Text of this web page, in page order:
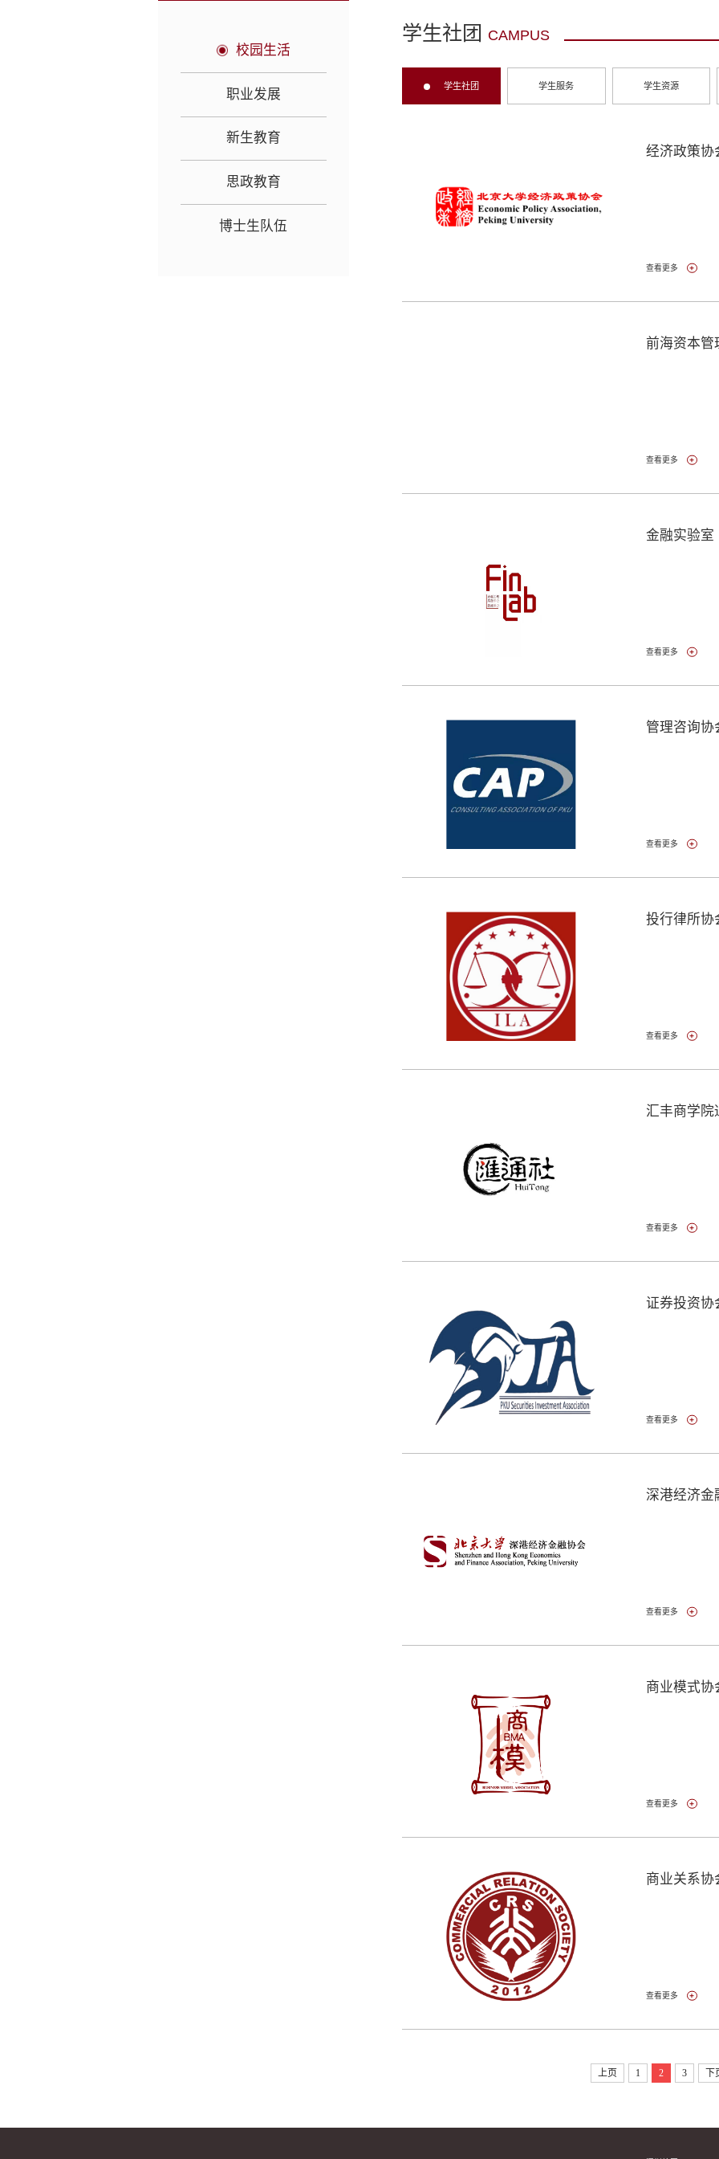
校园生活
职业发展
新生教育
思政教育
博士生队伍
学生社团 CAMPUS
学生社团 学生服务 学生资源
经济政策协
查看更多
前海资本管
查看更多
金融实验室
查看更多
管理咨询协
查看更多
投行律所协
查看更多
汇丰商学院
查看更多
证券投资协
查看更多
深港经济金
查看更多
商业模式协
查看更多
商业关系协
查看更多
上页 1 2 3